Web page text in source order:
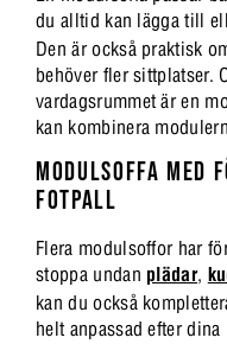
du alltid kan lägga till
Den är också praktisk
behöver fler sittplatser.
vardagsrummet är en
kan kombinera
MODULSOFFA MED
FOTPALL
Flera modulsoffor har
stoppa undan plädar,
kan du också
helt anpassad efter